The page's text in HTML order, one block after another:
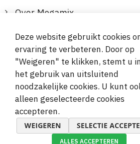
Over Megamix
Informatie
Klantenservice
Veilige en gemakkelijke
Deze website gebruikt cookies
ervaring te verbeteren. Door op
"Weigeren" te klikken, stemt u
het gebruik van uitsluitend
noodzakelijke cookies. U kunt
alleen geselecteerde cookies
accepteren.
WEIGEREN SELECTIE
ALLES ACCEPTEREN